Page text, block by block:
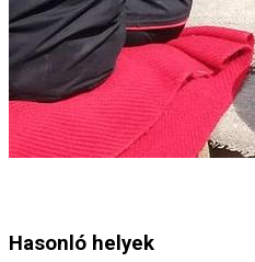
Hasonló helyek